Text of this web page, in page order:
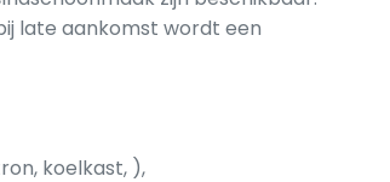
late aankomst wordt een
koelkast, ),